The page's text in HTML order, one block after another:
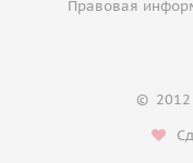
Правовая
©